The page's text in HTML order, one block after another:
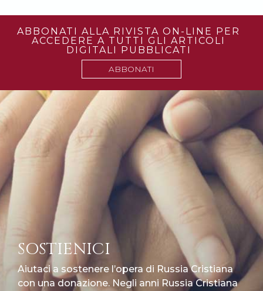
ABBONATI ALLA RIVISTA ON-LINE PER
ACCEDERE A TUTTI GLI ARTICOLI
DIGITALI PUBBLICATI
ABBONATI
SOSTIENICI
Aiutaci a sostenere l’opera di Russia Cristiana
con una donazione. Negli anni Russia Cristiana